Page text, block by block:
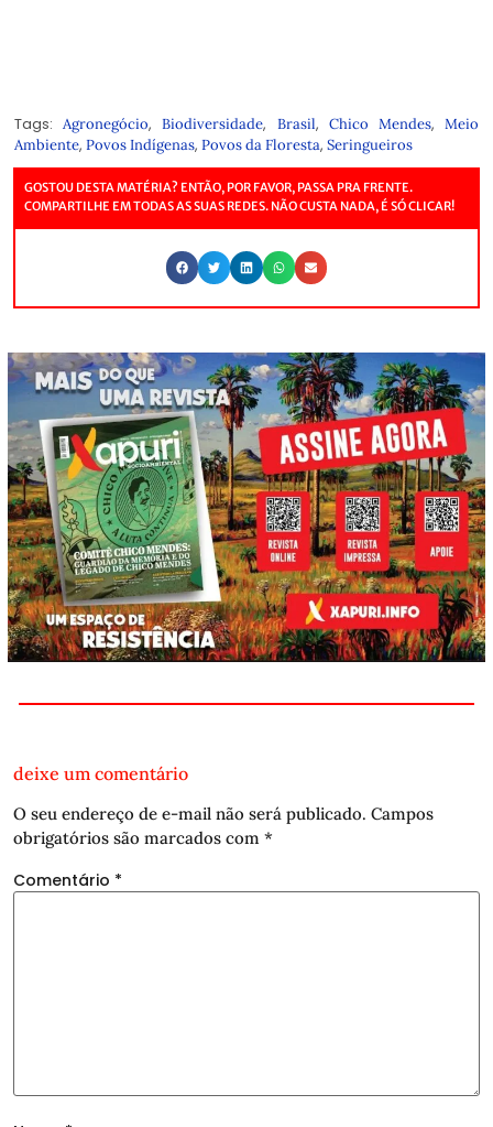
Tags:Agronegócio,Biodiversidade, Brasil, Chico Mendes,Meio
Ambiente, Povos Indígenas, Povos da Floresta, Seringueiros
GOSTOU DESTA MATÉRIA? ENTÃO, POR FAVOR, PASSA PRA FRENTE.
COMPARTILHE EM TODAS AS SUAS REDES. NÃO CUSTA NADA, É SÓ CLICAR!
deixe um comentário
O seu endereço de e-mail não será publicado. Campos
obrigatórios são marcados com *
Comentário *